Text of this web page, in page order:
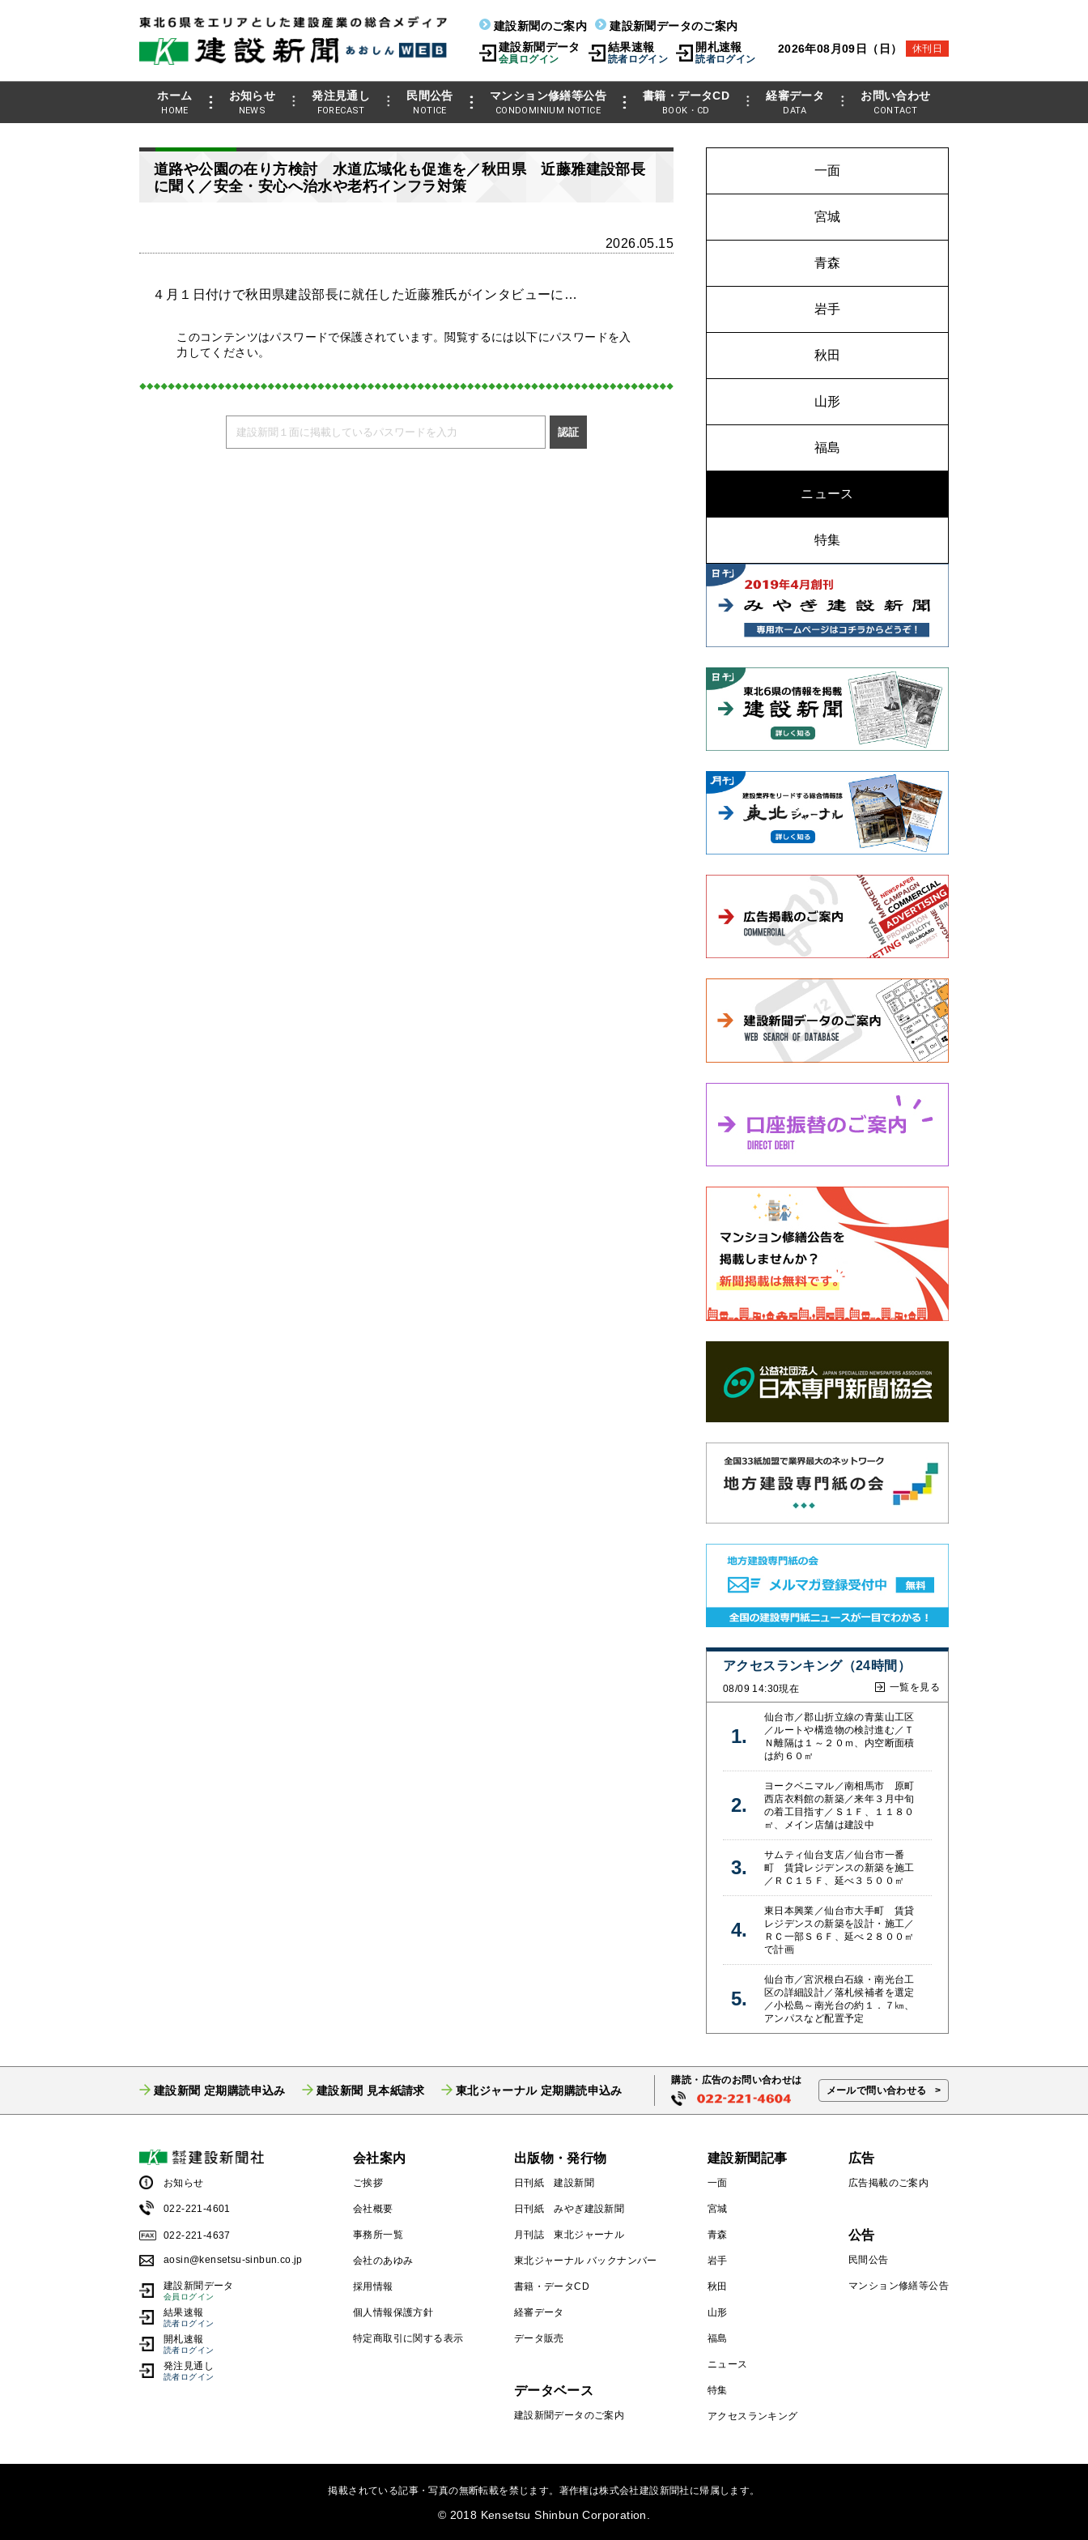
2026年08月09日（日） 休刊日
建設新聞のご案内
建設新聞データのご案内
建設新聞データ
会員ログイン
結果速報
読者ログイン
開札速報
読者ログイン
ホーム
HOME
お知らせ
NEWS
発注見通し
FORECAST
民間公告
NOTICE
マンション修繕等公告
CONDOMINIUM NOTICE
書籍・データCD
BOOK・CD
経審データ
DATA
お問い合わせ
CONTACT
道路や公園の在り方検討 水道広域化も促進を／秋田県 近藤雅建設部長
に聞く／安全・安心へ治水や老朽インフラ対策
2026.05.15
４月１日付けで秋田県建設部長に就任した近藤雅氏がインタビューに…
このコンテンツはパスワードで保護されています。閲覧するには以下にパスワードを入
力してください。
一面
宮城
青森
岩手
秋田
山形
福島
ニュース
特集
アクセスランキング（24時間）
08/09 14:30現在 一覧を見る
仙台市／郡山折立線の青葉山工区
／ルートや構造物の検討進む／Ｔ
Ｎ離隔は１～２０ｍ、内空断面積
は約６０㎡
ヨークベニマル／南相馬市 原町
西店衣料館の新築／来年３月中旬
の着工目指す／Ｓ１Ｆ、１１８０
㎡、メイン店舗は建設中
サムティ仙台支店／仙台市一番
町 賃貸レジデンスの新築を施工
／ＲＣ１５Ｆ、延べ３５００㎡
東日本興業／仙台市大手町 賃貸
レジデンスの新築を設計・施工／
ＲＣ一部Ｓ６Ｆ、延べ２８００㎡
で計画
仙台市／宮沢根白石線・南光台工
区の詳細設計／落札候補者を選定
／小松島～南光台の約１．７㎞、
アンパスなど配置予定
建設新聞 定期購読申込み 建設新聞 見本紙請求 東北ジャーナル 定期購読申込み
購読・広告のお問い合わせは
メールで問い合わせる
お知らせ
022-221-4601
022-221-4637
aosin@kensetsu-sinbun.co.jp
建設新聞データ
会員ログイン
結果速報
読者ログイン
開札速報
読者ログイン
発注見通し
読者ログイン
会社案内
ご挨拶
会社概要
事務所一覧
会社のあゆみ
採用情報
個人情報保護方針
特定商取引に関する表示
出版物・発行物
日刊紙 建設新聞
日刊紙 みやぎ建設新聞
月刊誌 東北ジャーナル
東北ジャーナル バックナンバー
書籍・データCD
経審データ
データ販売
データベース
建設新聞データのご案内
建設新聞記事
一面
宮城
青森
岩手
秋田
山形
福島
ニュース
特集
アクセスランキング
広告
広告掲載のご案内
公告
民間公告
マンション修繕等公告
掲載されている記事・写真の無断転載を禁じます。著作権は株式会社建設新聞社に帰属します。
© 2018 Kensetsu Shinbun Corporation.